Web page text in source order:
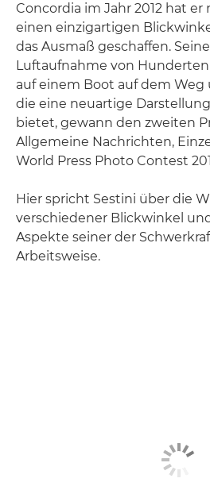
Concordia im Jahr 2012 hat
einen einzigartigen
das Ausmaß geschaffen.
Luftaufnahme von
auf einem Boot auf dem Weg
die eine neuartige
bietet, gewann den zweiten
Allgemeine Nachrichten,
World Press Photo Contest
Hier spricht Sestini über die
verschiedener Blickwinkel
Aspekte seiner der
Arbeitsweise.